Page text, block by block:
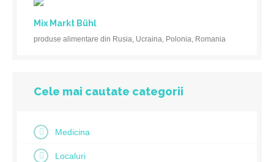
Mix Markt Bühl
produse alimentare din Rusia, Ucraina, Polonia, Romania
Cele mai cautate categorii
Medicina
Localuri